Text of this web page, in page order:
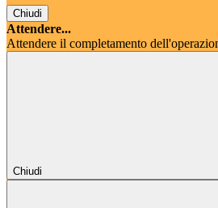
Chiudi
Attendere...
Attendere il completamento
Chiudi